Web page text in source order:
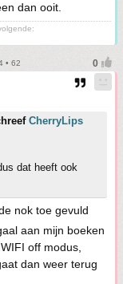
dan ooit.
• 62
CherryLips
dat heeft ook
nok toe gevuld
aan mijn boeken
off modus,
dan weer terug